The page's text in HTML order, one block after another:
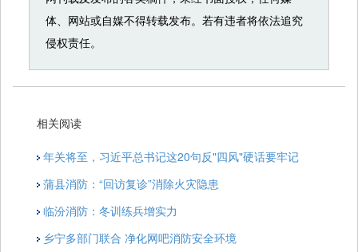
体、网站或自媒不得转载发布。若有违者将依法追究
侵权责任。
相关阅读
年关将至，习近平总书记这20句反"四风"硬话要牢记
蒲县消防：“回访复诊”消除火灾隐患
临汾消防：冬训练兵增实力
乡宁多部门联合 净化网吧消防安全环境